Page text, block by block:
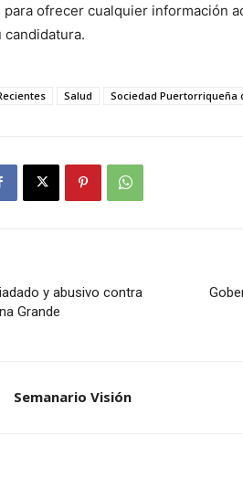
para ofrecer cualquier información
Salud Sociedad Puertorriqueña
y abusivo contra
Grande
Semanario Visión